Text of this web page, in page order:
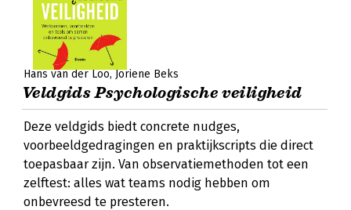
Hans van der Loo Joriene Beks
Veldgids Psychologische veiligheid
Deze veldgids biedt concrete nudges,
voorbeeldgedragingen en praktijkscripts die direct
toepasbaar zijn. Van observatiemethoden tot een
zelftest: alles wat teams nodig hebben om
onbevreesd te presteren.